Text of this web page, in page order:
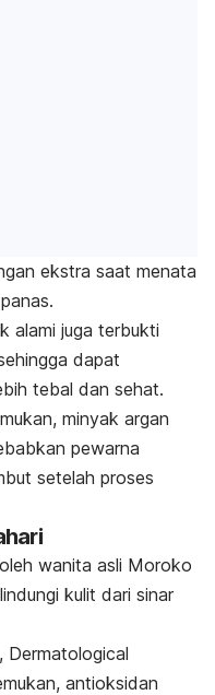
ekstra saat menata
alami juga terbukti
dapat
tebal dan sehat.
minyak argan
pewarna
setelah proses
wanita asli Moroko
kulit dari sinar
Dermatological
antioksidan